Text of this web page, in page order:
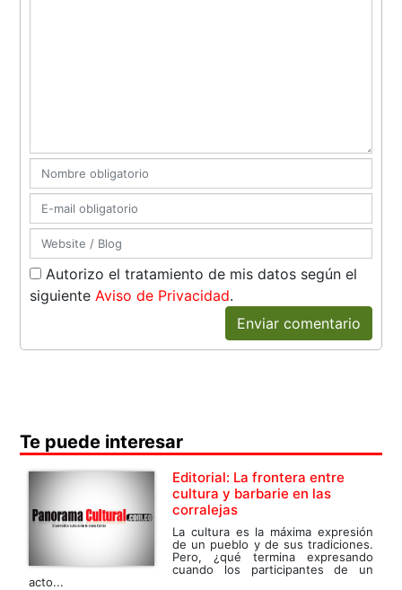
Autorizo el tratamiento de mis datos según el
siguiente Aviso de Privacidad.
Enviar comentario
Te puede interesar
Editorial: La frontera entre
cultura y barbarie en las
corralejas
La cultura es la máxima expresión
de un pueblo y de sus tradiciones.
Pero, ¿qué termina expresando
cuando los participantes de un
acto...